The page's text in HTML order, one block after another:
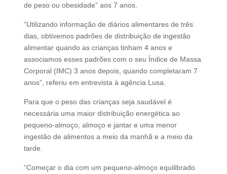
de peso ou obesidade” aos 7 anos.
“Utilizando informação de diários alimentares de três
dias, obtivemos padrões de distribuição de ingestão
alimentar quando as crianças tinham 4 anos e
associamos esses padrões com o seu Índice de Massa
Corporal (IMC) 3 anos depois, quando completaram 7
anos”, referiu em entrevista à agência Lusa.
Para que o peso das crianças seja saudável é
necessária uma maior distribuição energética ao
pequeno-almoço, almoço e jantar e uma menor
ingestão de alimentos a meio da manhã e a meio da
tarde.
“Começar o dia com um pequeno-almoço equilibrado